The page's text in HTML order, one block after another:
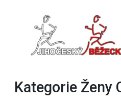
Kategorie Ženy